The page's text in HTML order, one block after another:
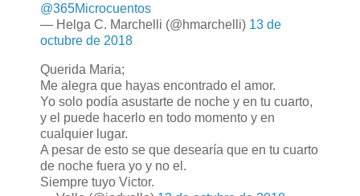
@365Microcuentos
— Helga C. Marchelli (@hmarchelli) 13 de
octubre de 2018
Querida Maria;
Me alegra que hayas encontrado el amor.
Yo solo podía asustarte de noche y en tu cuarto,
y el puede hacerlo en todo momento y en
cualquier lugar.
A pesar de esto se que desearía que en tu cuarto
de noche fuera yo y no el.
Siempre tuyo Victor.